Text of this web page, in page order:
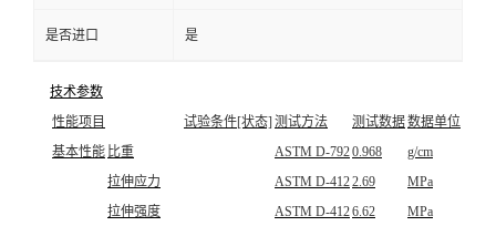
是否进口 是
技术参数
性能项目
试验条件[状态] 测试方法 测试数据数据单位
基本性能 比重 ASTM D-7920.968 g/cm
拉伸应力 ASTM D-4122.69
MPa
拉伸强度
ASTM D-4126.62
MPa